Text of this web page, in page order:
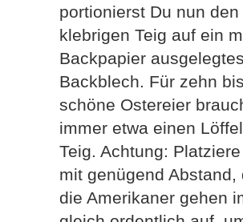
portionierst Du nun den
klebrigen Teig auf ein
Backpapier ausgelegtes
Backblech. Für zehn
schöne Ostereier
immer etwa einen
Teig. Achtung:
mit genügend Abstand,
die Amerikaner gehen